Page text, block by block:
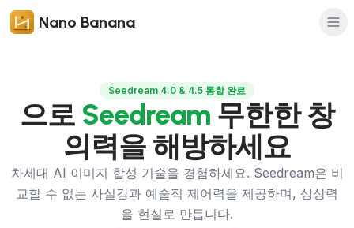
Nano Banana
Seedream 4.0 & 4.5 통합 완료
으로 Seedream 무한한 창
의력을 해방하세요
차세대 AI 이미지 합성 기술을 경험하세요. Seedream은 비
교할 수 없는 사실감과 예술적 제어력을 제공하며, 상상력
을 현실로 만듭니다.